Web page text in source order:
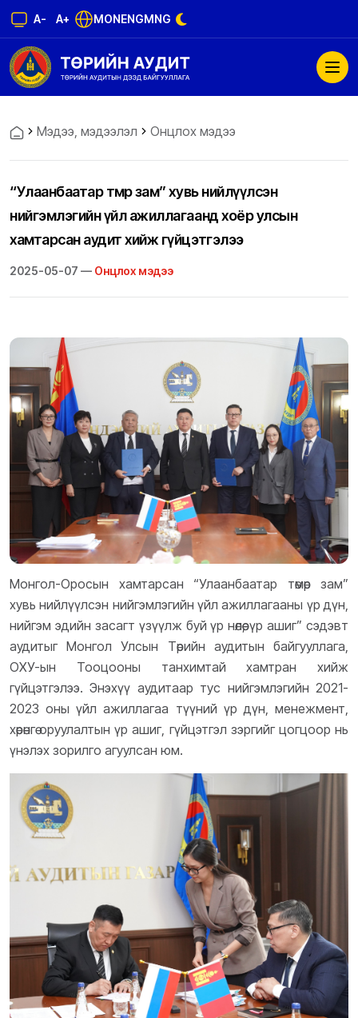
A- A+ MONENGMNG
Мэдээ, мэдээлэл Онцлох мэдээ
“Улаанбаатар төмөр зам” хувь нийлүүлсэн
нийгэмлэгийн үйл ажиллагаанд хоёр улсын
хамтарсан аудит хийж гүйцэтгэлээ
2025-05-07 — Онцлох мэдээ
Монгол-Оросын хамтарсан “Улаанбаатар төмөр зам”
хувь нийлүүлсэн нийгэмлэгийн үйл ажиллагааны үр дүн,
нийгэм эдийн засагт үзүүлж буй үр нөлөө, үр ашиг” сэдэвт
аудитыг Монгол Улсын Төрийн аудитын байгууллага,
ОХУ-ын Тооцооны танхимтай хамтран хийж
гүйцэтгэлээ. Энэхүү аудитаар тус нийгэмлэгийн 2021-
2023 оны үйл ажиллагаа түүний үр дүн, менежмент,
хөрөнгө оруулалтын үр ашиг, гүйцэтгэл зэргийг цогцоор нь
үнэлэх зорилго агуулсан юм.